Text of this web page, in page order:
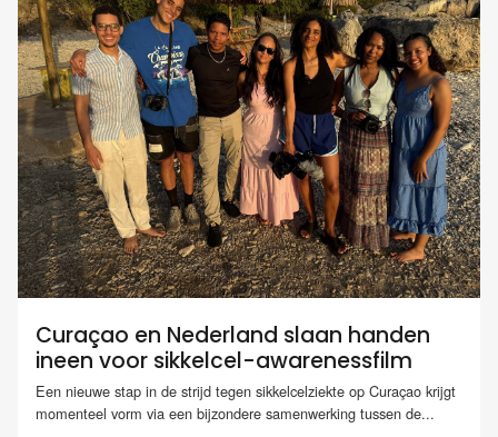
Curaçao en Nederland slaan handen
ineen voor sikkelcel-awarenessfilm
Een nieuwe stap in de strijd tegen sikkelcelziekte op Curaçao krijgt
momenteel vorm via een bijzondere samenwerking tussen de...